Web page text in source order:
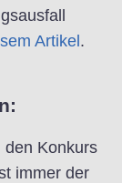
Artikel .
den Konkurs
immer der